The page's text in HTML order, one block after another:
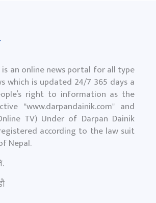
is an online news portal for all type
which is updated 24/7 365 days a
right to information as the
"www.darpandainik.com" and
TV) Under of Darpan Dainik
according to the law suit
Nepal.